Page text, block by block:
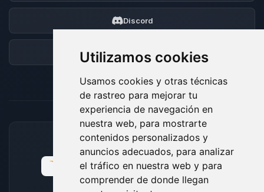
Utilizamos cookies
Usamos cookies y otras técnicas
de rastreo para mejorar tu
experiencia de navegación en
nuestra web, para mostrarte
contenidos personalizados y
anuncios adecuados, para analizar
el tráfico en nuestra web y para
comprender de donde llegan
Discord
Foro
MÉTODOS DE PAGO ACEPTADOS